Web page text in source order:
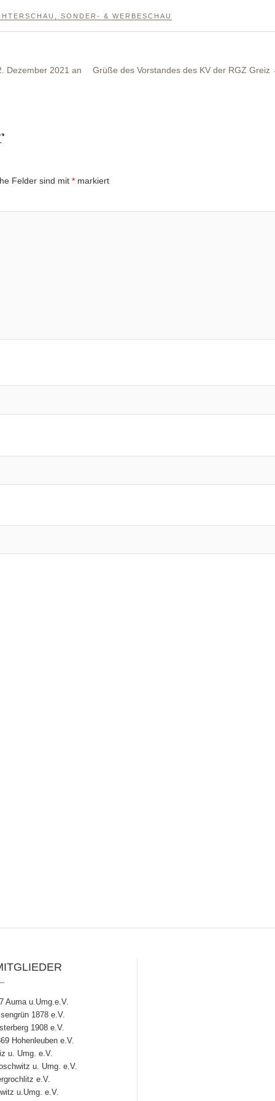
SONDER- & WERBESCHAU
Dezember 2021 an Grüße des Vorstandes des KV der RGZ Greiz
Felder sind mit * markiert
Auma u.Umg.e.V.
1878 e.V.
1908 e.V.
Hohenleuben e.V.
u. Umg. e.V.
u. Umg. e.V.
e.V.
u.Umg. e.V.